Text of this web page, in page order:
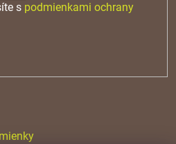
s podmienkami ochrany